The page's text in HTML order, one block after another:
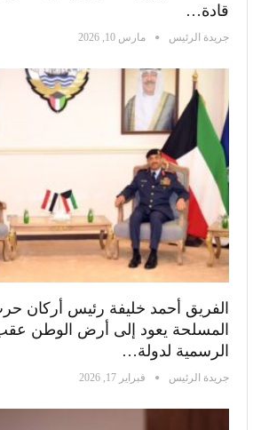
قادة…
جريدة الرئيس مارس 10, 2026
الفريق أحمد خليفة رئيس أركان
المسلحة يعود إلى أرض الوطن عقب
الرسمية لدولة…
جريدة الرئيس فبراير 17, 2026